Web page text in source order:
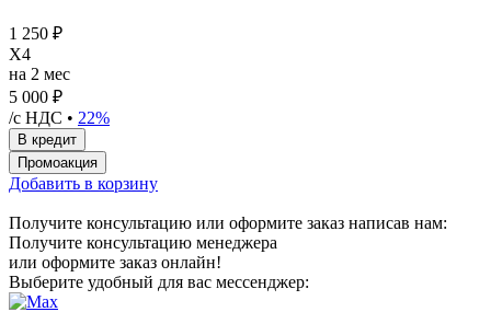
1 250 ₽
X4
на 2 мес
5 000 ₽
/с НДС • 22%
Добавить в корзину
Получите консультацию или оформите заказ написав нам:
Получите консультацию менеджера
или оформите заказ онлайн!
Выберите удобный для вас мессенджер: